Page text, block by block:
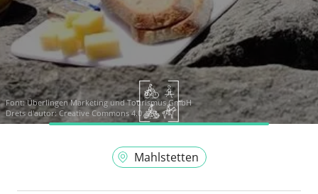
Font:Überlingen Marketing und Tourismus GmbH
Drets d'autor: Creative Commons 4.0
Mahlstetten